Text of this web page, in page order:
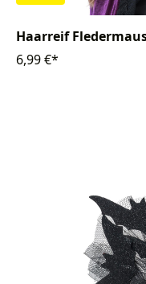
Haarreif
6,99 €*